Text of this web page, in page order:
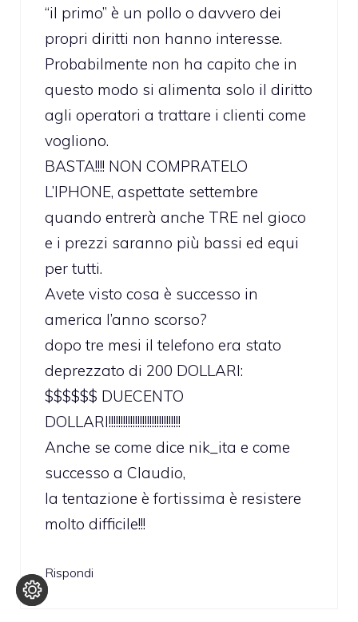
“il primo” è un pollo o davvero dei
propri diritti non hanno interesse.
Probabilmente non ha capito che in
questo modo si alimenta solo il diritto
agli operatori a trattare i clienti come
vogliono.
BASTA!!!! NON COMPRATELO
L’IPHONE, aspettate settembre
quando entrerà anche TRE nel gioco
e i prezzi saranno più bassi ed equi
per tutti.
Avete visto cosa è successo in
america l’anno scorso?
dopo tre mesi il telefono era stato
deprezzato di 200 DOLLARI:
$$$$$$ DUECENTO
DOLLARI!!!!!!!!!!!!!!!!!!!!!!!!!!!!!!
Anche se come dice nik_ita e come
successo a Claudio,
la tentazione è fortissima è resistere
molto difficile!!!
Rispondi